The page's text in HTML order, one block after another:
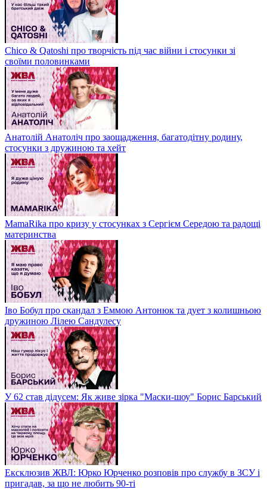
Chico & Qatoshi про творчість під час війни і стосунки зі
своїми половинками
Анатолій Анатоліч про заощадження, багатодітну родину,
стосунки з дружиною та хейт
MamaRika про кризу у стосунках з Сергієм Середою та радощі
материнства
Іво Бобул про скандал з Еммою Антонюк та дует з колишньою
дружиною Лілею Сандулесу
У 62 став дідусем: Як живе зірка "Маски-шоу" Борис Барський
Ексклюзив ЖВЛ: Юрко Юрченко розповів про службу в ЗСУ і
пригадав, за що не любить 90-ті